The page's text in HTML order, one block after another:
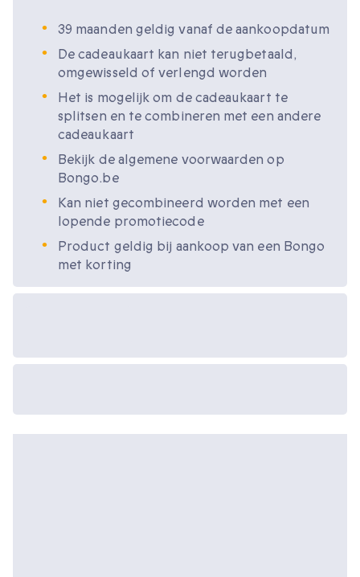
39 maanden geldig vanaf de aankoopdatum
De cadeaukaart kan niet terugbetaald,
omgewisseld of verlengd worden
Het is mogelijk om de cadeaukaart te
splitsen en te combineren met een andere
cadeaukaart
Bekijk de algemene voorwaarden op
Bongo.be
Kan niet gecombineerd worden met een
lopende promotiecode
Product geldig bij aankoop van een Bongo
met korting